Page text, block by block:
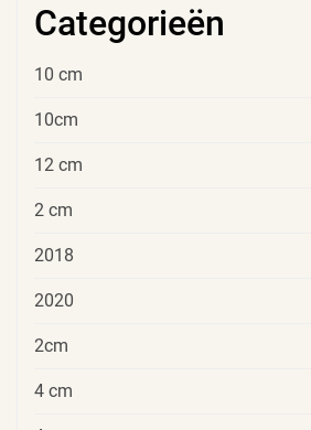
Categorieën
10 cm
10cm
12 cm
2 cm
2018
2020
2cm
4 cm